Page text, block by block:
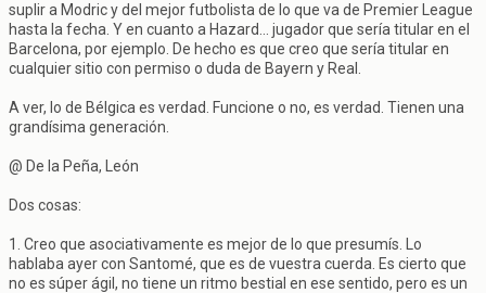
suplir a Modric y del mejor futbolista de lo que va de Premier League
hasta la fecha. Y en cuanto a Hazard... jugador que sería titular en el
Barcelona, por ejemplo. De hecho es que creo que sería titular en
cualquier sitio con permiso o duda de Bayern y Real.
A ver, lo de Bélgica es verdad. Funcione o no, es verdad. Tienen una
grandísima generación.
@ De la Peña, León
Dos cosas:
1. Creo que asociativamente es mejor de lo que presumís. Lo
hablaba ayer con Santomé, que es de vuestra cuerda. Es cierto que
no es súper ágil, no tiene un ritmo bestial en ese sentido, pero es un